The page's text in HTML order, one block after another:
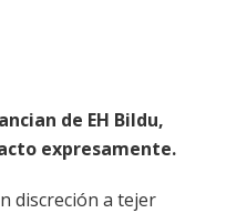
de EH Bildu,
expresamente.
discreción a tejer